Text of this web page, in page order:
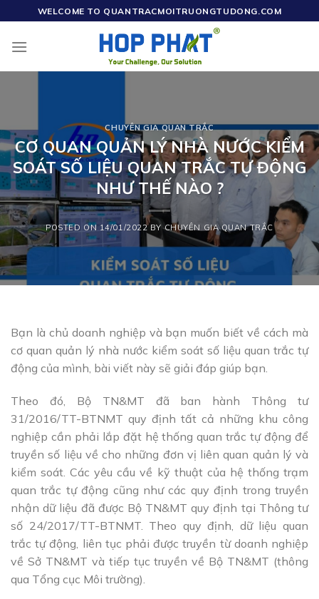
content
WELCOME TO QUANTRACMOITRUONGTUDONG.COM
CHUYÊN GIA QUAN TRẮC
CƠ QUAN QUẢN LÝ NHÀ NƯỚC KIỂM
SOÁT SỐ LIỆU QUAN TRẮC TỰ ĐỘNG
NHƯ THẾ NÀO ?
POSTED ON 14/01/2022BYCHUYÊN GIA QUAN TRẮC
Bạn là chủ doanh nghiệp và bạn muốn biết về cách mà
cơ quan quản lý nhà nước kiểm soát số liệu quan trắc tự
động của mình, bài viết này sẽ giải đáp giúp bạn.
Theo đó, Bộ TN&MT đã ban hành Thông tư
31/2016/TT-BTNMT quy định tất cả những khu công
nghiệp cần phải lắp đặt hệ thống quan trắc tự động để
truyền số liệu về cho những đơn vị liên quan quản lý và
kiểm soát. Các yêu cầu về kỹ thuật của hệ thống trạm
quan trắc tự động cũng như các quy định trong truyền
nhận dữ liệu đã được Bộ TN&MT quy định tại Thông tư
số 24/2017/TT-BTNMT. Theo quy định, dữ liệu quan
trắc tự động, liên tục phải được truyền từ doanh nghiệp
về Sở TN&MT và tiếp tục truyền về Bộ TN&MT (thông
qua Tổng cục Môi trường).